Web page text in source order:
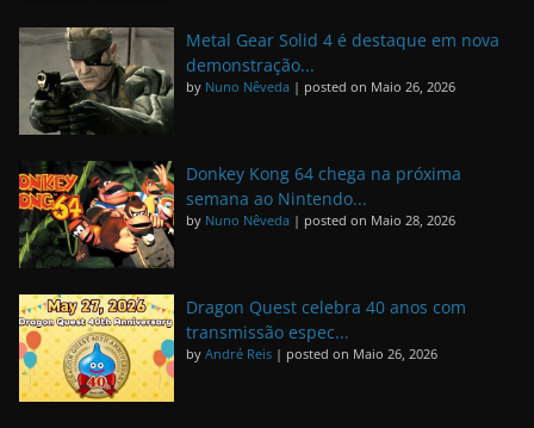
Metal Gear Solid 4 é destaque em nova
demonstração...
by Nuno Nêveda | posted on Maio 26, 2026
Donkey Kong 64 chega na próxima
semana ao Nintendo...
by Nuno Nêveda | posted on Maio 28, 2026
Dragon Quest celebra 40 anos com
transmissão espec...
by André Reis | posted on Maio 26, 2026